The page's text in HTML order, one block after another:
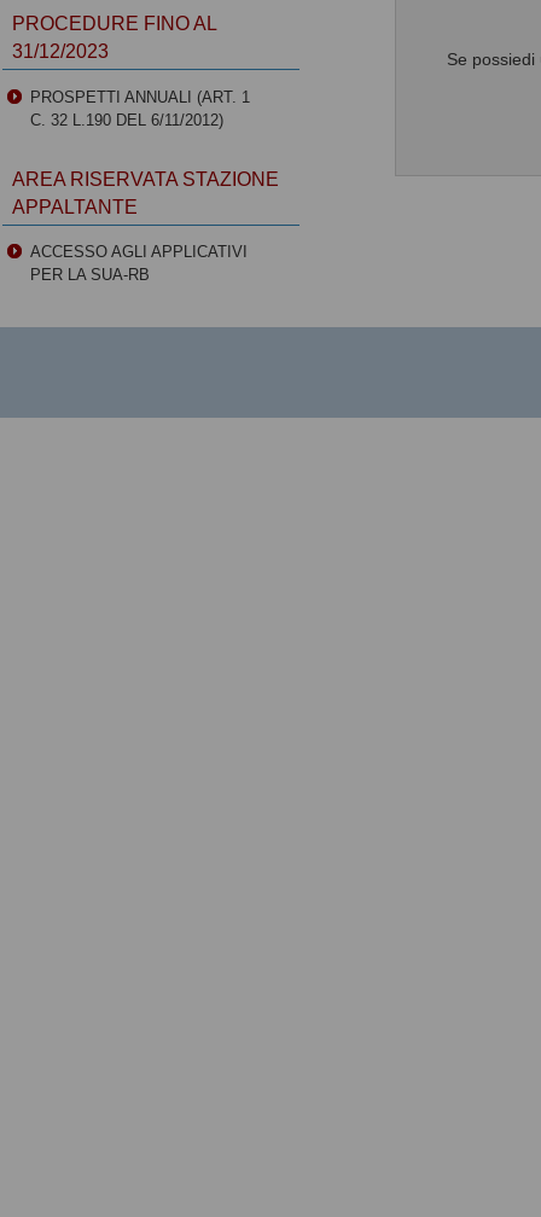
Se
PROCEDURE FINO AL
31/12/2023
PROSPETTI ANNUALI (ART. 1
C. 32 L.190 DEL 6/11/2012)
AREA RISERVATA STAZIONE
APPALTANTE
ACCESSO AGLI APPLICATIVI
PER LA SUA-RB